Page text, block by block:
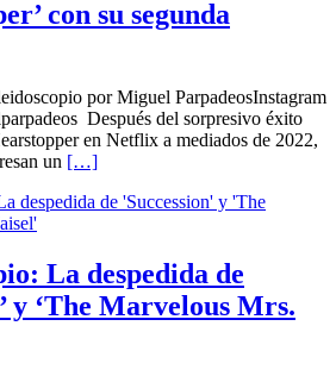
con su segunda
por Miguel ParpadeosInstagram
Después del sorpresivo éxito
en Netflix a mediados de 2022,
un […]
La despedida de
y ‘The Marvelous Mrs.